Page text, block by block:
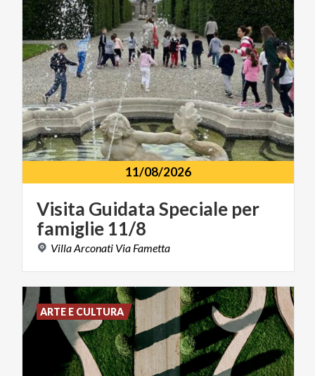
11/08/2026
Visita GuidataSpeciale per
famiglie 11/8
VillaArconati Via Fametta
ARTE E CULTURA